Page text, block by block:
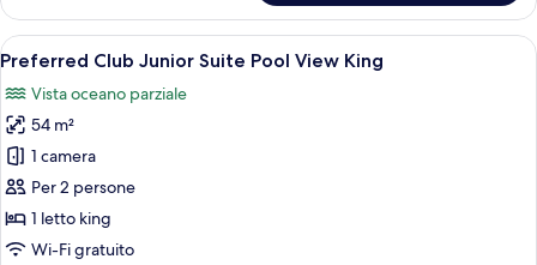
Club
Master
Suite
Front
Apri
tutte
le
foto
per
Preferred
Club
Junior
Una camera d'albergo con un letto
5
Preferred Club Junior Suite Pool View King
Vista oceano parziale
54 m²
1 camera
Per 2 persone
1 letto king
Wi-Fi gratuito